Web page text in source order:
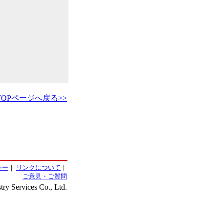
ページへ戻る>>
ー ｜ リンクについて ｜
ご意見・ご質問
Services Co., Ltd.